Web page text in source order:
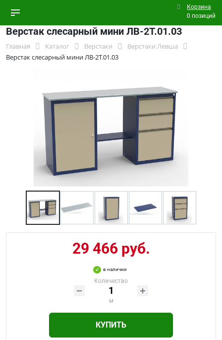
Корзина
0 позиций
Верстак слесарный мини ЛВ-2Т.01.03
Главная Каталог Верстаки
Верстаки Левша
Верстак слесарный мини ЛВ-2Т.01.03
29 466 руб.
в наличии
Количество
м
КУПИТЬ